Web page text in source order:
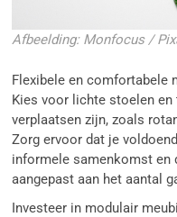
Afbeelding: Monfocus /
Flexibele en comfortabele
Kies voor lichte stoelen
verplaatsen zijn, zoals
Zorg ervoor dat je
informele samenkomst en
aangepast aan het aantal
Investeer in modulair